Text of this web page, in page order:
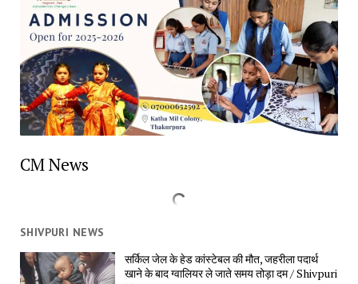
CM News
SHIVPURI NEWS
सर्किल जेल के हेड कांस्टेबल की मौत, जहरीला पदार्थ
खाने के बाद ग्वालियर ले जाते समय तोड़ा दम / Shivpuri